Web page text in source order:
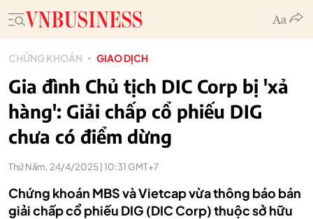
CHỨNG KHOÁN GIAO DỊCH
Gia đình Chủ tịch DIC Corp bị 'xả
hàng': Giải chấp cổ phiếu DIG
chưa có điểm dừng
Thứ Năm, 24/4/2025 | 10:31 GMT+7
Chứng khoán MBS và Vietcap vừa thông báo bán
giải chấp cổ phiếu DIG (DIC Corp) thuộc sở hữu